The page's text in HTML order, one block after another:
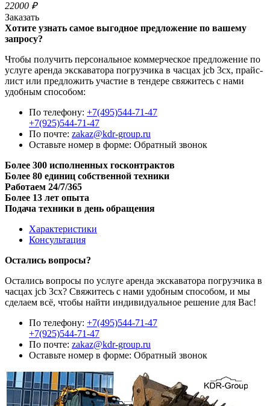
22000 ₽
Заказать
Хотите узнать самое выгодное предложение по вашему
запросу?
Чтобы получить персональное коммерческое предложение по
услуге аренда экскаватора погрузчика в часцах jcb 3cx, прайс-
лист или предложить участие в тендере свяжитесь с нами
удобным способом:
По телефону: +7(495)544-71-47
+7(925)544-71-47
По почте: zakaz@kdr-group.ru
Оставьте номер в форме: Обратный звонок
Более 300 исполненных госконтрактов
Более 80 единиц собственной техники
Работаем 24/7/365
Более 13 лет опыта
Подача техники в день обращения
Характеристики
Консультация
Остались вопросы?
Остались вопросы по услуге аренда экскаватора погрузчика в
часцах jcb 3cx? Свяжитесь с нами удобным способом, и мы
сделаем всё, чтобы найти индивидуальное решение для Вас!
По телефону: +7(495)544-71-47
+7(925)544-71-47
По почте: zakaz@kdr-group.ru
Оставьте номер в форме: Обратный звонок